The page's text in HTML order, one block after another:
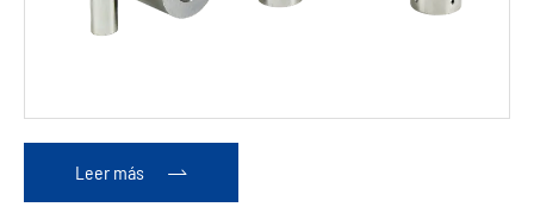
Leer más 